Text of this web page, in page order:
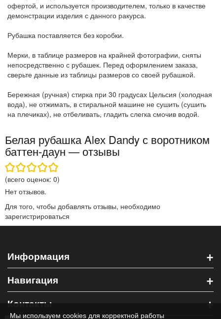
офертой, и используется производителем, только в качестве
демонстрации изделия с данного ракурса.
Рубашка поставляется без коробки.
Мерки, в таблице размеров на крайней фотографии, сняты
непосредственно с рубашек. Перед оформлением заказа,
сверьте данные из таблицы размеров со своей рубашкой.
Бережная (ручная) стирка при 30 градусах Цельсия (холодная
вода), не отжимать, в стиральной машине не сушить (сушить
на плечиках), не отбеливать, гладить слегка смочив водой.
Белая рубашка Aleх Dandy с воротником
баттен-даун — отзывы
(всего оценок: 0)
Нет отзывов.
Для того, чтобы добавлять отзывы, необходимо
зарегистрироваться
Информация +
Навигация +
Контакты +
Мы используем cookies для корректной работы